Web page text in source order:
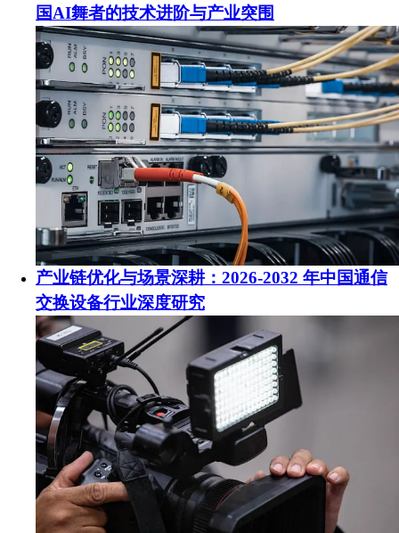
国AI舞者的技术进阶与产业突围
产业链优化与场景深耕：2026-2032 年中国通信
交换设备行业深度研究